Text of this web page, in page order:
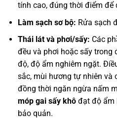
tính cao, đúng thời điểm
Làm sạch sơ bộ: Rửa sạch
Thái lát và phơi/sấy: Các
đều và phơi hoặc sấy trong
độ, độ ẩm nghiêm ngặt.
sắc, mùi hương tự nhiên và
đồng thời ngăn ngừa nấm
móp gai sấy khôđạt độ ẩm
bảo quản.